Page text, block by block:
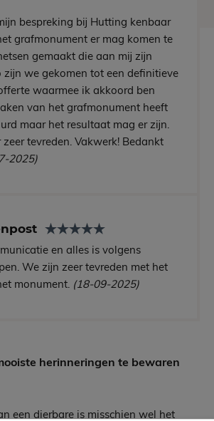
bespreking bij Hutting kenbaar
grafmonument er mag komen te
gemaakt die aan mij zijn
zijn we gekomen tot een definitieve
waarmee ik akkoord ben
van het grafmonument heeft
maar het resultaat mag er zijn.
tevreden. Vakwerk! Bedankt
2025)
en alles is volgens
We zijn zeer tevreden met het
monument. (18-09-2025)
herinneringen te bewaren
een dierbare is misschien wel het